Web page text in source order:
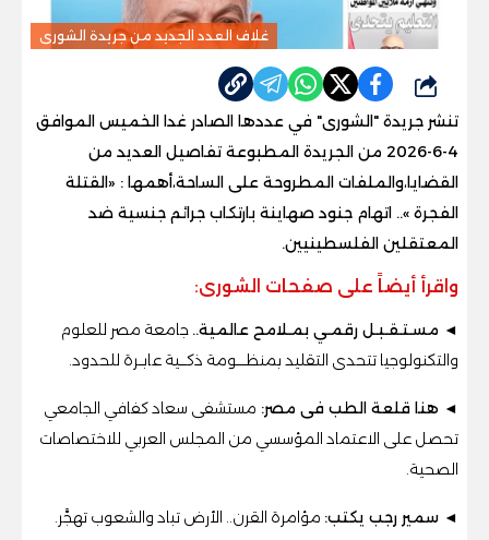
غلاف العدد الجديد من جريدة الشورى
شارك
تنشر جريدة "الشورى" في عددها الصادر غدا الخميس الموافق
4-6-2026 من الجريدة المطبوعة تفاصيل العديد من
القضايا،والملفات المطروحة على الساحة،أهمها : «القتلة
الفجرة ».. اتهام جنود صهاينة بارتكاب جرائم جنسية ضد
المعتقلين الفلسطينيين.
واقرأ أيضاً على صفحات الشورى:
◄ مسـتـقـبـل رقمـي بمـلامح عالمية.. جامعة مصر للعلوم
والتكنولوجيا تتحدى التقليد بمنظــــومة ذكـــية عابــرة للحدود.
◄ هنا قلعة الطب فى مصر: مستشفى سعاد كفافي الجامعي
تحصل على الاعتماد المؤسسي من المجلس العربي للاختصاصات
الصحية.
◄ سمير رجب يكتب: مؤامرة القرن.. الأرض تباد والشعوب تهجَّر.